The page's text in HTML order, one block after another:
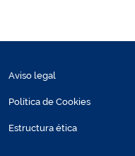
Aviso legal
Política de Cookies
Estructura ética